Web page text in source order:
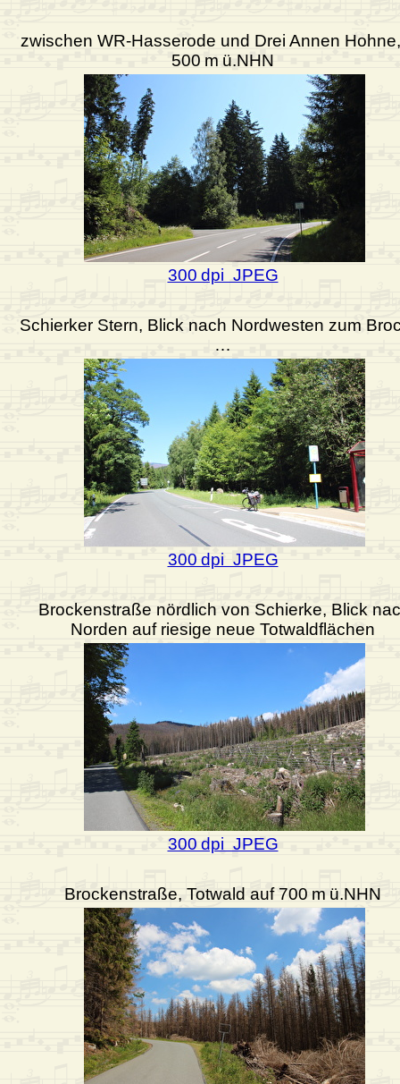
zwischen WR-Hasserode und Drei Annen
500 m ü.NHN
300 dpi JPEG
Schierker Stern, Blick nach Nordwesten zum
…
300 dpi JPEG
Brockenstraße nördlich von Schierke, Blick
Norden auf riesige neue Totwaldflächen
300 dpi JPEG
Brockenstraße, Totwald auf 700 m ü.NHN